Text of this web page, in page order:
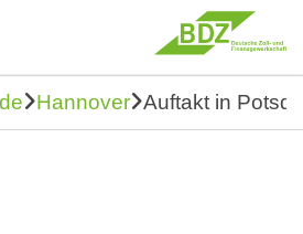
Hannover Auftakt in